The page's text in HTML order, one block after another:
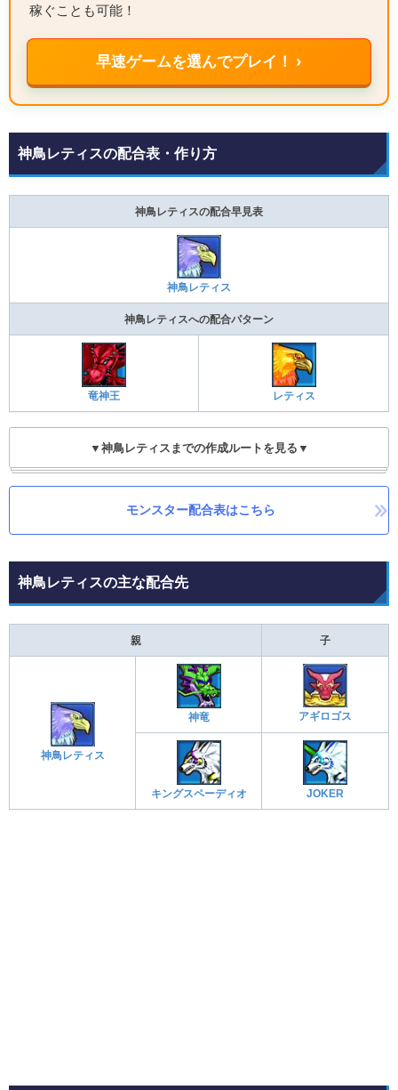
稼ぐことも可能！
早速ゲームを選んでプレイ！ ›
神鳥レティスの配合表・作り方
神鳥レティスの配合早見表
神鳥レティス
神鳥レティスへの配合パターン
竜神王 レティス
▼神鳥レティスまでの作成ルートを見る▼
モンスター配合表はこちら
神鳥レティスの主な配合先
親 子
神鳥レティス
神竜 アギロゴス
キングスペーディオ JOKER